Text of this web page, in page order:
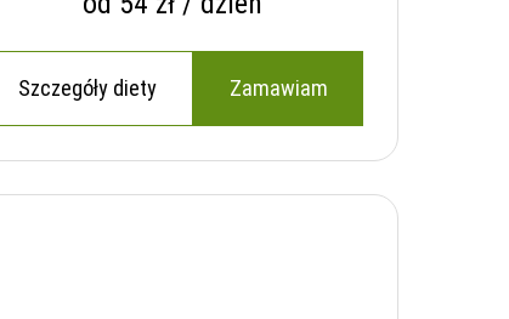
Szczegóły diety Zamawiam